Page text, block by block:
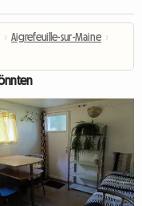
› Aigrefeuille-sur-Maine ›